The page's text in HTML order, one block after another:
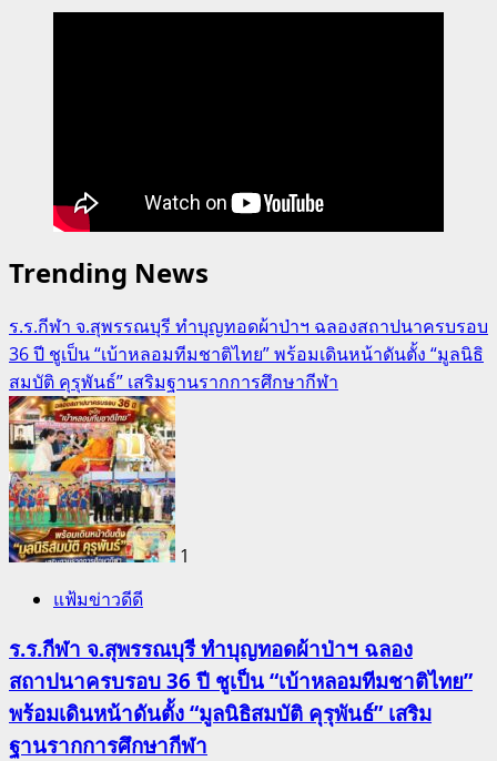
Trending News
ร.ร.กีฬา จ.สุพรรณบุรี ทำบุญทอดผ้าป่าฯ ฉลองสถาปนาครบรอบ
36 ปี ชูเป็น “เบ้าหลอมทีมชาติไทย” พร้อมเดินหน้าดันตั้ง “มูลนิธิ
สมบัติ คุรุพันธ์” เสริมฐานรากการศึกษากีฬา
1
แฟ้มข่าวดีดี
ร.ร.กีฬา จ.สุพรรณบุรี ทำบุญทอดผ้าป่าฯ ฉลอง
สถาปนาครบรอบ 36 ปี ชูเป็น “เบ้าหลอมทีมชาติไทย”
พร้อมเดินหน้าดันตั้ง “มูลนิธิสมบัติ คุรุพันธ์” เสริม
ฐานรากการศึกษากีฬา